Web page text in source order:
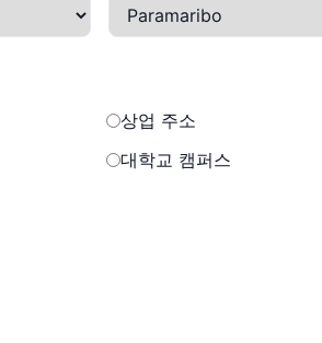
상업 주소
대학교 캠퍼스